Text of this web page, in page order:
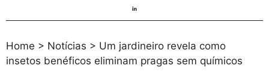
Home > Notícias > Um jardineiro revela como
insetos benéficos eliminam pragas sem químicos